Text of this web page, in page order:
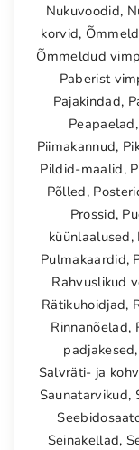
Nukuvoodid,
korvid,
Õmmeldud
Paberist
Pajakindad,
Peapaelad,
Piimakannud,
Pildid-maalid,
Põlled,
Prossid,
küünlaalused,
Pulmakaardid,
Rahvuslikud
Rätikuhoidjad,
Rinnanõelad,
padjakesed,
Salvräti- ja
Saunatarvikud,
Seinakellad,